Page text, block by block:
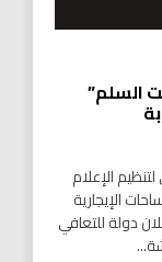
السلم”
الإعلام
الإيجارية
دولة للتعافي